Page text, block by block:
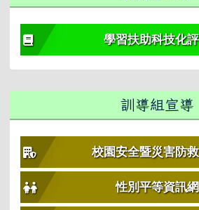
學習扶助科技化
訓導組宣導
校園安全暨災害防
性別平等資訊網